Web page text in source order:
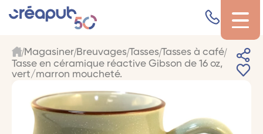
Magasiner Breuvages Tasses Tasses à café
Tasse en céramique réactive Gibson de 16 oz,
vert/marron moucheté.